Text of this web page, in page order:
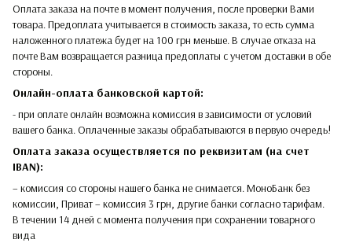
Оплата заказа на почте в момент получения, после проверки Вами
товара. Предоплата учитывается в стоимость заказа, то есть сумма
наложенного платежа будет на 100 грн меньше. В случае отказа на
почте Вам возвращается разница предоплаты с учетом доставки в обе
стороны.​​
Онлайн-оплата банковской картой:
- при оплате онлайн возможна комиссия в зависимости от условий
вашего банка. Оплаченные заказы обрабатываются в первую очередь!
Оплата заказа осуществляется по реквизитам (на счет
IBAN):
– комиссия со стороны нашего банка не снимается. МоноБанк без
комиссии, Приват – комиссия 3 грн, другие банки согласно тарифам.
В течении 14 дней с момента получения при сохранении товарного
вида